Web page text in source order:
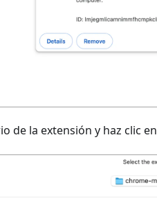
de la extensión y haz clic en